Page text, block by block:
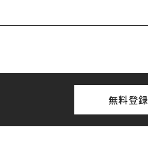
無料登録